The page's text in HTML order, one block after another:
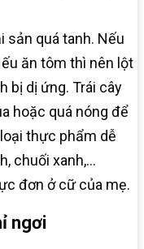
sản quá tanh. Nếu
ăn tôm thì nên lột
bị dị ứng. Trái cây
hoặc quá nóng để
thực phẩm dễ
chuối xanh,…
đơn ở cữ của mẹ.
ngơi